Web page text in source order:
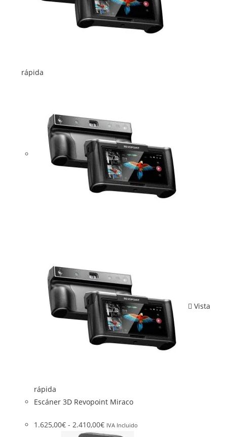
rápida
Vista
rápida
Escáner 3D Revopoint Miraco
1.625,00€ - 2.410,00€ IVA Incluido